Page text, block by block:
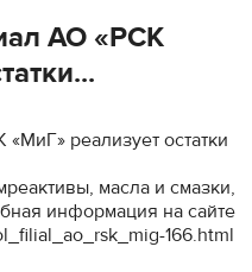
АО «РСК
реализует остатки
масла и смазки,
информация на сайте
166.html